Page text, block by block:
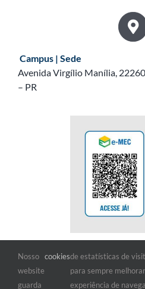
Campus | Sede
Avenida Virgílio Manília,
– PR
FIQUE POR DENTRO
Nosso
website
guarda
cookiesde estatísticas de
para sempre
experiência de